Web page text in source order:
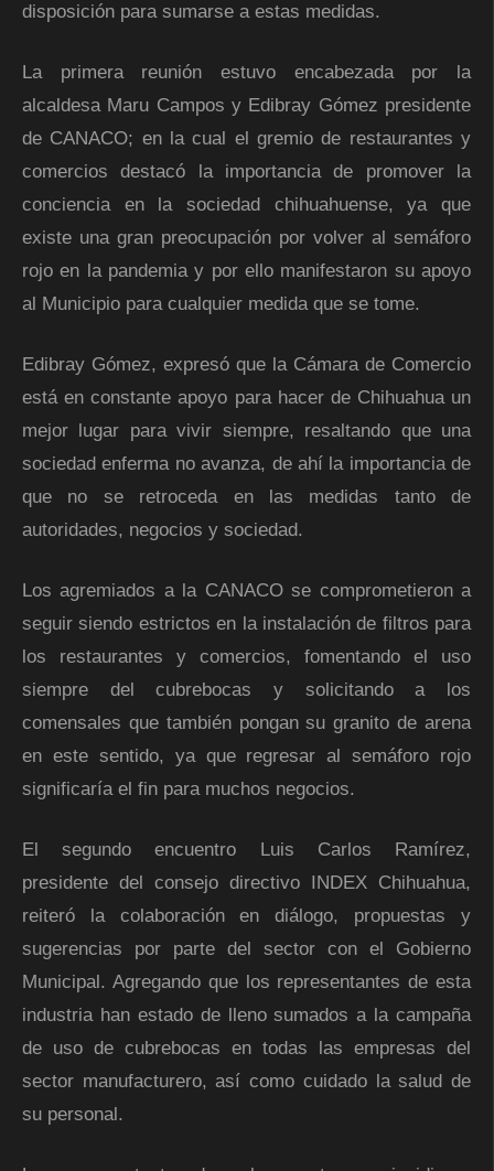
disposición para sumarse a estas medidas.
La primera reunión estuvo encabezada por la
alcaldesa Maru Campos y Edibray Gómez presidente
de CANACO; en la cual el gremio de restaurantes y
comercios destacó la importancia de promover la
conciencia en la sociedad chihuahuense, ya que
existe una gran preocupación por volver al semáforo
rojo en la pandemia y por ello manifestaron su apoyo
al Municipio para cualquier medida que se tome.
Edibray Gómez, expresó que la Cámara de Comercio
está en constante apoyo para hacer de Chihuahua un
mejor lugar para vivir siempre, resaltando que una
sociedad enferma no avanza, de ahí la importancia de
que no se retroceda en las medidas tanto de
autoridades, negocios y sociedad.
Los agremiados a la CANACO se comprometieron a
seguir siendo estrictos en la instalación de filtros para
los restaurantes y comercios, fomentando el uso
siempre del cubrebocas y solicitando a los
comensales que también pongan su granito de arena
en este sentido, ya que regresar al semáforo rojo
significaría el fin para muchos negocios.
El segundo encuentro Luis Carlos Ramírez,
presidente del consejo directivo INDEX Chihuahua,
reiteró la colaboración en diálogo, propuestas y
sugerencias por parte del sector con el Gobierno
Municipal. Agregando que los representantes de esta
industria han estado de lleno sumados a la campaña
de uso de cubrebocas en todas las empresas del
sector manufacturero, así como cuidado la salud de
su personal.